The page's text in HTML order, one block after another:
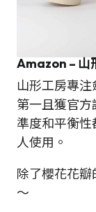
Amazon –
山形工房專
第一且獲官
準度和平衡
人使用。
除了櫻花花
～